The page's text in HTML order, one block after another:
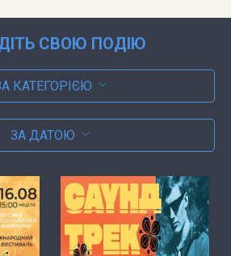
СВОЮ ПОДІЮ
КАТЕГОРІЄЮ
ЗА ДАТОЮ